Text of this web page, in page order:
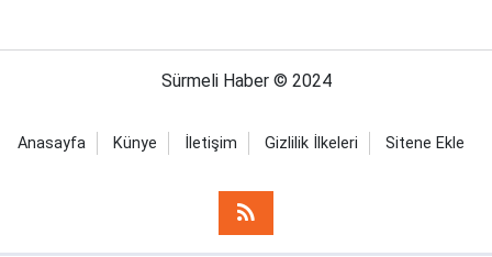
Sürmeli Haber © 2024
Anasayfa Künye İletişim Gizlilik İlkeleri Sitene Ekle